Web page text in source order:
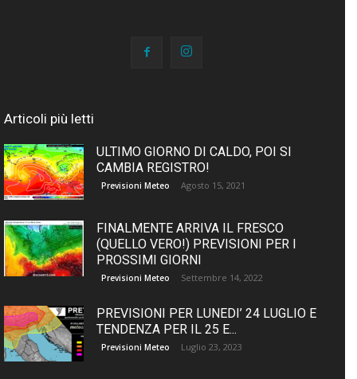
Articoli più letti
ULTIMO GIORNO DI CALDO, POI SI
CAMBIA REGISTRO!
Previsioni Meteo Agosto 15, 2021
FINALMENTE ARRIVA IL FRESCO
(QUELLO VERO!) PREVISIONI PER I
PROSSIMI GIORNI
Previsioni Meteo Settembre 14, 2022
PREVISIONI PER LUNEDI’ 24 LUGLIO E
TENDENZA PER IL 25 E...
Previsioni Meteo Luglio 23, 2023